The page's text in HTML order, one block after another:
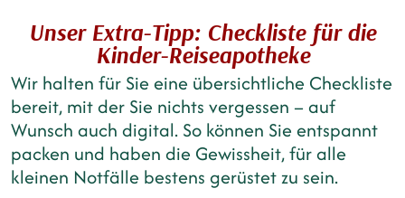
Unser Extra-Tipp: Checkliste für die
Kinder-Reiseapotheke
Wir halten für Sie eine übersichtliche Checkliste
bereit, mit der Sie nichts vergessen – auf
Wunsch auch digital. So können Sie entspannt
packen und haben die Gewissheit, für alle
kleinen Notfälle bestens gerüstet zu sein.